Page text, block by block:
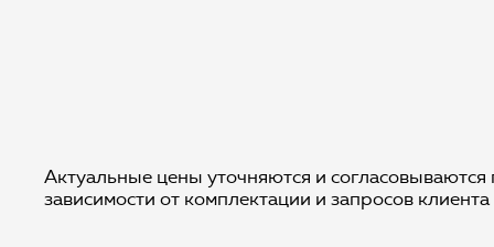
Актуальные цены уточняются и согласовываются
зависимости от комплектации и запросов клиента